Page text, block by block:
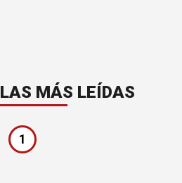
LAS MÁS LEÍDAS
1